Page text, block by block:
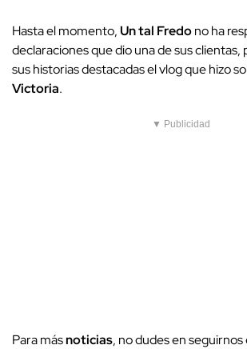
Hasta el momento,Un tal Fredono ha
declaraciones que dio una de sus clientas,
sus historias destacadas el vlog que hizo
Victoria.
▼ Publicidad
Para másnoticias, no dudes en